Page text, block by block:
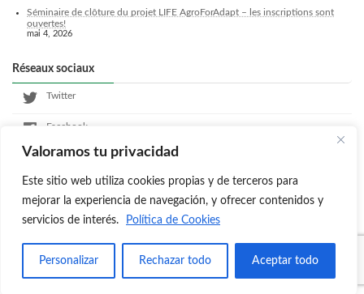
Valoramos tu privacidad
Este sitio web utiliza cookies propias y de terceros para
mejorar la experiencia de navegación, y ofrecer contenidos y
servicios de interés.
Política de Cookies
Personalizar Rechazar todo Aceptar todo
Séminaire de clôture du projet LIFE AgroForAdapt – les inscriptions sont
ouvertes!
mai 4, 2026
Réseaux sociaux
Twitter
Facebook
LinkedIn
Instagram